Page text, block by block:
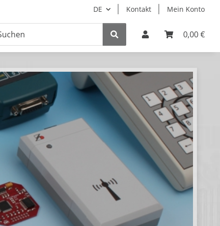
DE Kontakt Mein Konto
0,00 €